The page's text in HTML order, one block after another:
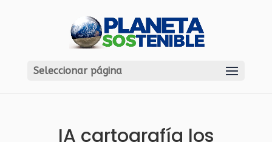
Seleccionar página
IA cartografía los